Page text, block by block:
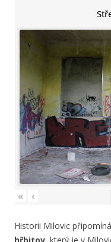
« ‹
Historii Milovic